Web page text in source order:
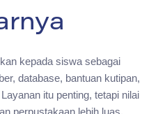
kepada siswa sebagai
database, bantuan kutipan,
itu penting, tetapi nilai